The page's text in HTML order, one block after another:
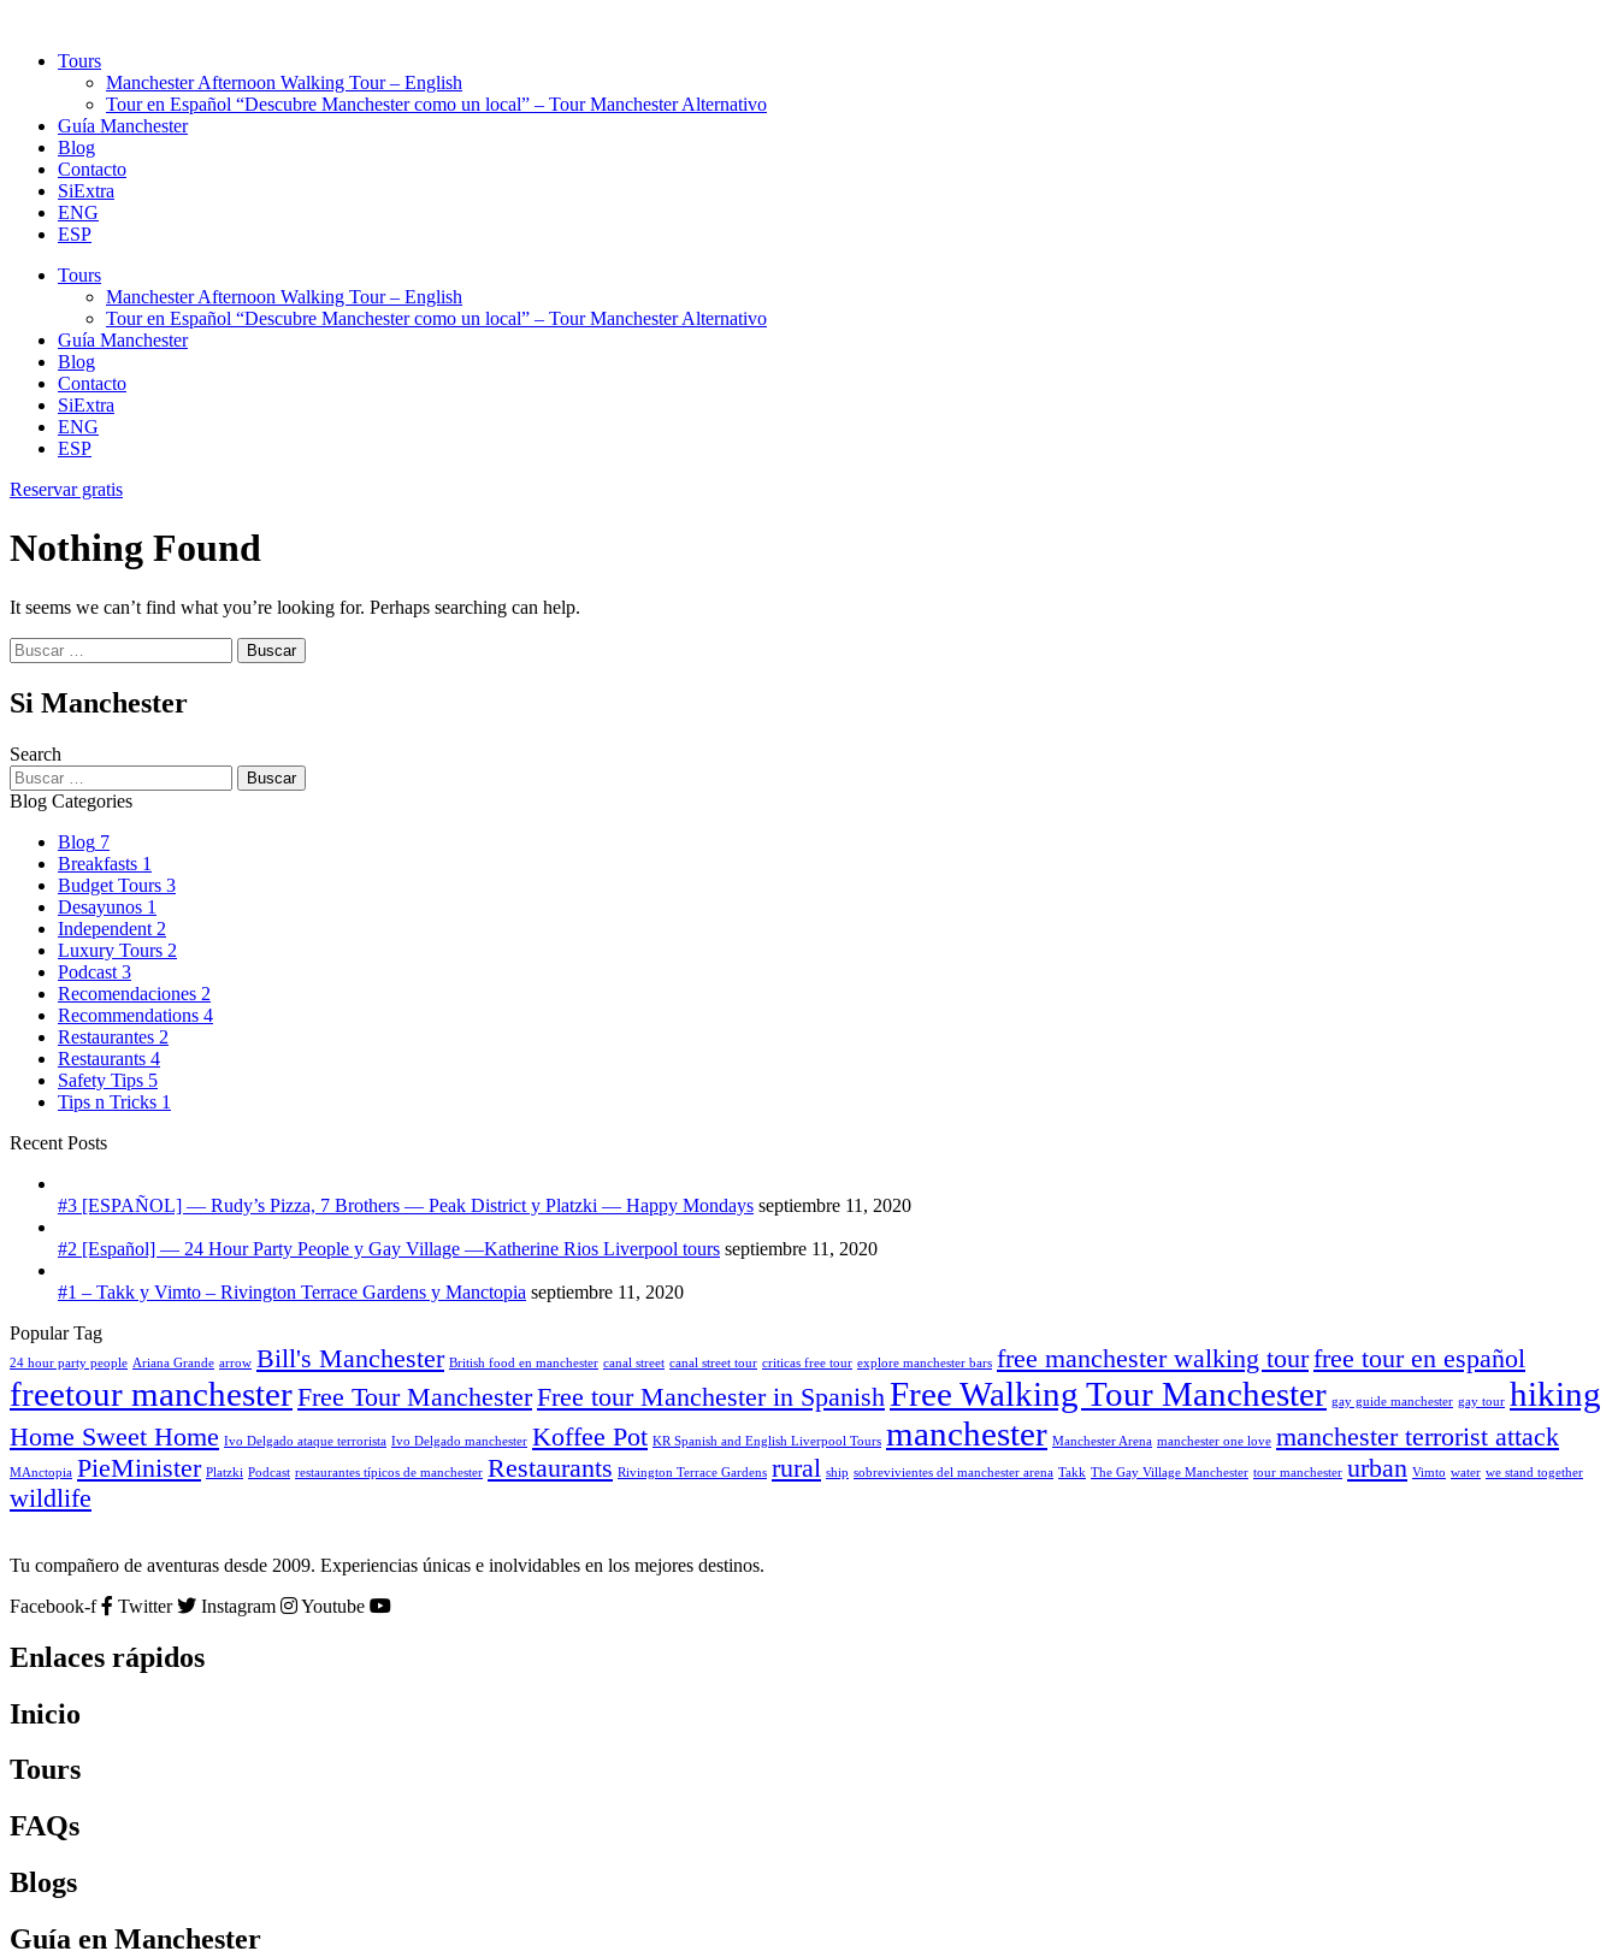
Tours
Manchester Afternoon Walking Tour – English
Tour en Español “Descubre Manchester como un local” – Tour Manchester Alternativo
Guía Manchester
Blog
Contacto
SiExtra
ENG
ESP
Tours
Manchester Afternoon Walking Tour – English
Tour en Español “Descubre Manchester como un local” – Tour Manchester Alternativo
Guía Manchester
Blog
Contacto
SiExtra
ENG
ESP
Reservar gratis
Nothing Found
It seems we can’t find what you’re looking for. Perhaps searching can help.
Buscar:
Si Manchester
Search
Buscar:
Blog Categories
Blog 7
Breakfasts 1
Budget Tours 3
Desayunos 1
Independent 2
Luxury Tours 2
Podcast 3
Recomendaciones 2
Recommendations 4
Restaurantes 2
Restaurants 4
Safety Tips 5
Tips n Tricks 1
Recent Posts
#3 [ESPAÑOL] — Rudy’s Pizza, 7 Brothers — Peak District y Platzki — Happy Mondays septiembre 11, 2020
#2 [Español] — 24 Hour Party People y Gay Village —Katherine Rios Liverpool tours septiembre 11, 2020
#1 – Takk y Vimto – Rivington Terrace Gardens y Manctopia septiembre 11, 2020
Popular Tag
24 hour party people Ariana Grande arrow Bill's Manchester British food en manchester canal street canal street tour criticas free tour explore manchester bars free manchester walking tourfree tour en español
freetour manchesterFree Tour ManchesterFree tour Manchester in Spanish Free Walking Tour Manchester gay guide manchester gay tour hiking
Home Sweet Home Ivo Delgado ataque terrorista Ivo Delgado manchester Koffee Pot KR Spanish and English Liverpool Tours manchester Manchester Arena manchester one love manchester terrorist attack
MAnctopia PieMinister Platzki Podcast restaurantes típicos de manchester Restaurants Rivington Terrace Gardens rural ship sobrevivientes del manchester arena Takk The Gay Village Manchester tour manchester urban Vimto water we stand together
wildlife
Tu compañero de aventuras desde 2009. Experiencias únicas e inolvidables en los mejores destinos.
Facebook-f
Twitter Instagram Youtube
Enlaces rápidos
Inicio
Tours
FAQs
Blogs
Guía en Manchester